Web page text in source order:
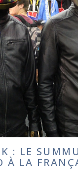
: LE
À LA